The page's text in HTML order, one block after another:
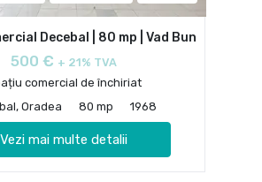
Decebal | 80 mp | Vad Bun
500 € + 21% TVA
comercial de închiriat
Oradea
80 mp 1968
Vezi mai multe detalii